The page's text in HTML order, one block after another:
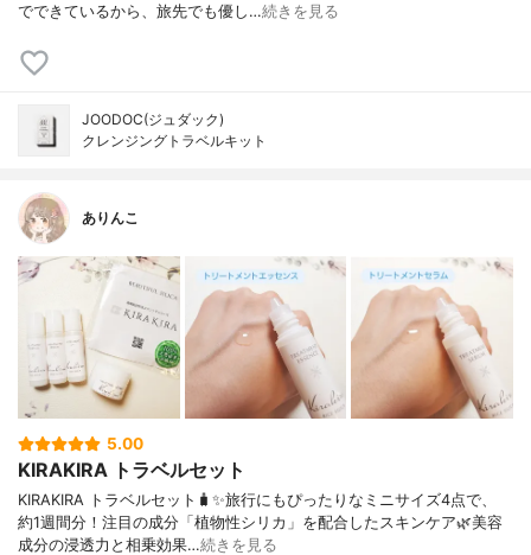
でできているから、旅先でも優し…続きを見る
JOODOC(ジュダック)
クレンジングトラベルキット
ありんこ
5.00
KIRAKIRA トラベルセット
KIRAKIRA トラベルセット🧳✨旅行にもぴったりなミニサイズ4点で、
約1週間分！注目の成分「植物性シリカ」を配合したスキンケア🌿美容
成分の浸透力と相乗効果…続きを見る